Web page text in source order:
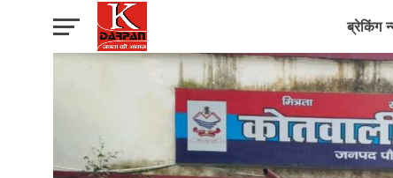
ब्रेकिंग